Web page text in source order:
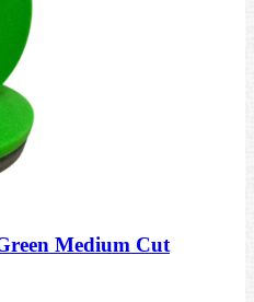
Medium Cut